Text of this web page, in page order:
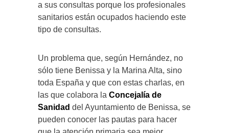
a sus consultas porque los profesionales
sanitarios están ocupados haciendo este
tipo de consultas.
Un problema que, según Hernández, no
sólo tiene Benissa y la Marina Alta, sino
toda España y que con estas charlas, en
las que colabora la Concejalía de
Sanidad del Ayuntamiento de Benissa, se
pueden conocer las pautas para hacer